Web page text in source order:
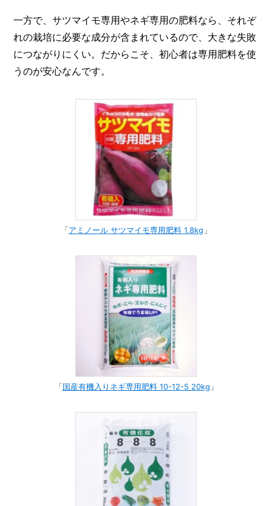
一方で、サツマイモ専用やネギ専用の肥料なら、それぞ
れの栽培に必要な成分が含まれているので、大きな失敗
につながりにくい。だからこそ、初心者は専用肥料を使
うのが安心なんです。
「 アミノール サツマイモ専用肥料 1.8kg 」
「 国産有機入りネギ専用肥料 10-12-5 20kg 」